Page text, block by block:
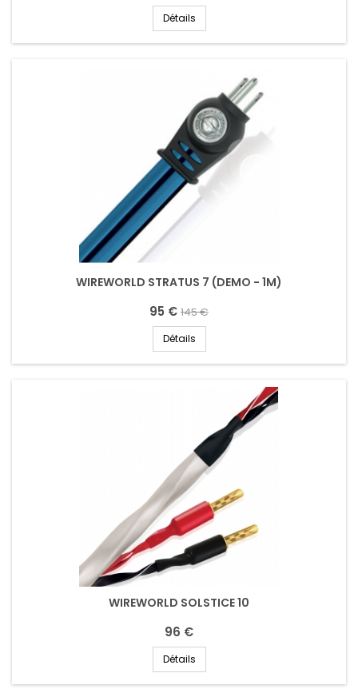
Détails
WIREWORLD STRATUS 7 (DEMO - 1M)
95 € 145 €
Détails
WIREWORLD SOLSTICE 10
96 €
Détails